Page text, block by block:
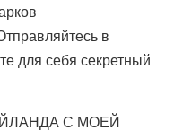
в
для себя секретный
С МОЕЙ